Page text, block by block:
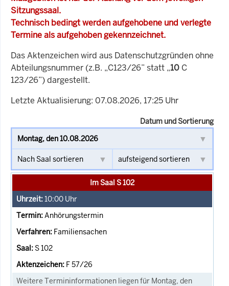
Sitzungssaal.
Technisch bedingt werden aufgehobene und verlegte
Termine als aufgehoben gekennzeichnet.
Das Aktenzeichen wird aus Datenschutzgründen ohne
Abteilungsnummer (z.B. „C123/26” statt „10 C
123/26”) dargestellt.
Letzte Aktualisierung: 07.08.2026, 17:25 Uhr
Datum und Sortierung
Im Saal S 102
10:00 Uhr
Anhörungstermin
Familiensachen
S 102
F 57/26
Weitere Termininformationen liegen für Montag, den